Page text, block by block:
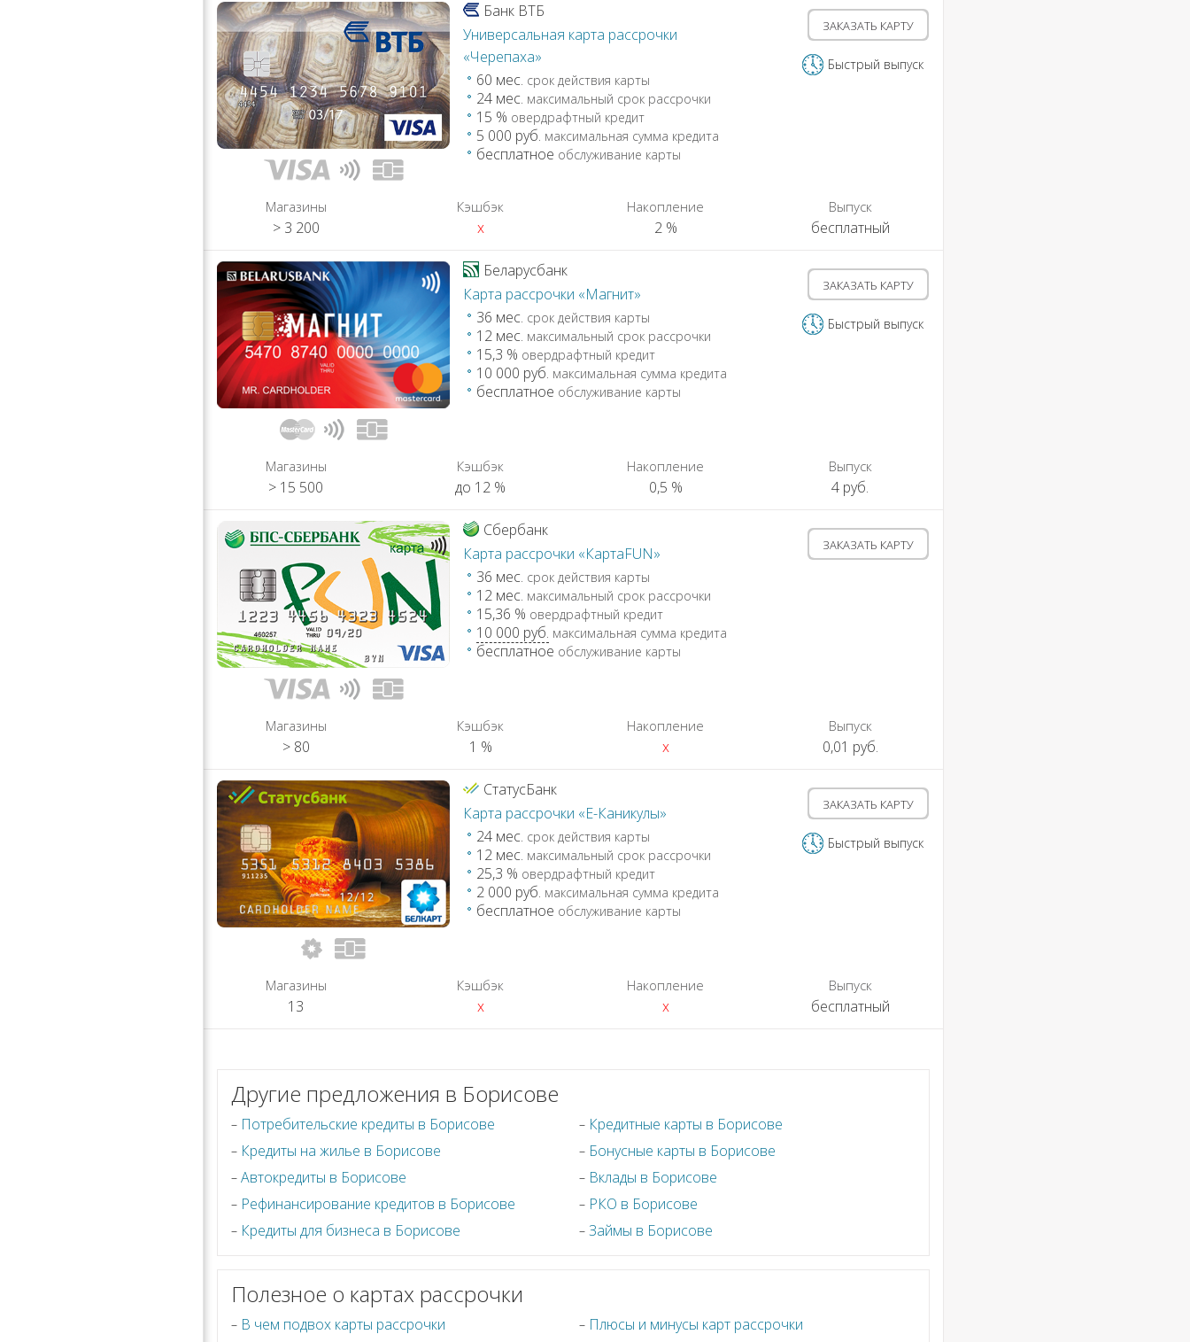
Банк ВТБ
Универсальная карта рассрочки
«Черепаха»
60 мес. срок действия карты
24 мес. максимальный срок рассрочки
15 % овердрафтный кредит
5 000 руб. максимальная сумма кредита
бесплатное обслуживание карты
ЗАКАЗАТЬ КАРТУ
Быстрый выпуск
Магазины
> 3 200
Кэшбэк
x
Накопление
2 %
Выпуск
бесплатный
Беларусбанк
Карта рассрочки «Магнит»
36 мес. срок действия карты
12 мес. максимальный срок рассрочки
15,3 % овердрафтный кредит
10 000 руб. максимальная сумма кредита
бесплатное обслуживание карты
ЗАКАЗАТЬ КАРТУ
Быстрый выпуск
Магазины
> 15 500
Кэшбэк
до 12 %
Накопление
0,5 %
Выпуск
4 руб.
Сбербанк
Карта рассрочки «КартаFUN»
36 мес. срок действия карты
12 мес. максимальный срок рассрочки
15,36 % овердрафтный кредит
10 000 руб. максимальная сумма кредита
бесплатное обслуживание карты
ЗАКАЗАТЬ КАРТУ
Магазины
> 80
Кэшбэк
1 %
Накопление
x
Выпуск
0,01 руб.
СтатусБанк
Карта рассрочки «Е-Каникулы»
24 мес. срок действия карты
12 мес. максимальный срок рассрочки
25,3 % овердрафтный кредит
2 000 руб. максимальная сумма кредита
бесплатное обслуживание карты
ЗАКАЗАТЬ КАРТУ
Быстрый выпуск
Магазины
13
Кэшбэк
x
Накопление
x
Выпуск
бесплатный
Другие предложения в Борисове
Потребительские кредиты в Борисове
Кредиты на жилье в Борисове
Автокредиты в Борисове
Рефинансирование кредитов в Борисове
Кредиты для бизнеса в Борисове
Кредитные карты в Борисове
Бонусные карты в Борисове
Вклады в Борисове
РКО в Борисове
Займы в Борисове
Полезное о картах рассрочки
В чем подвох карты рассрочки
Плюсы и минусы карт рассрочки